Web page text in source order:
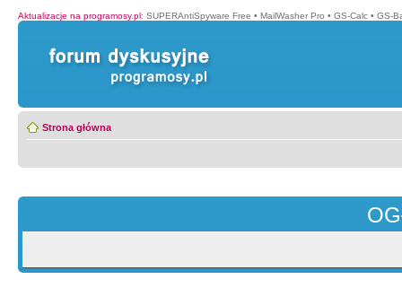
Aktualizacje na programosy.pl: SUPERAntiSpyware Free • MailWasher Pro • GS-Calc • GS-
Strona główna